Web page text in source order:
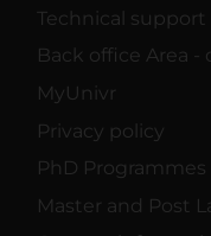
Technical support
Back office Area -
MyUnivr
Privacy policy
PhD Programmes
Master and Post